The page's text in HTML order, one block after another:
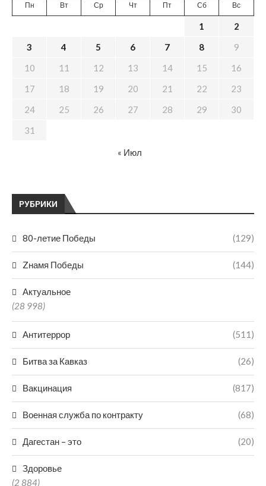
РУБРИКИ
80-летие Победы (129)
Zнамя Победы (144)
Актуальное
(28 998)
Антитеррор (511)
Битва за Кавказ (26)
Вакцинация (817)
Военная служба по контракту (68)
Дагестан – это (20)
Здоровье
(2 884)
Пн Вт Ср Чт Пт Сб Вс
1
2
3
4 5 6 7 8
9
10
11 12 13 14 15
16
17
18 19 20 21 22
23
24
25 26 27 28 29
30
31
« Июл